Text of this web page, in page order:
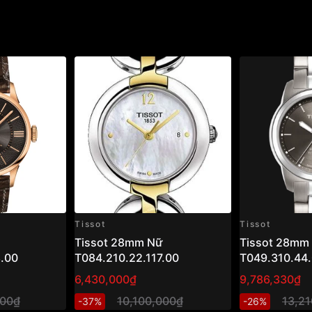
Tissot
Tissot 28mm Nữ
T084.210.22.117.00
6,430,000₫
-37% 10,100,000₫
Tissot
Tissot 28mm
9,786,330₫
-26%